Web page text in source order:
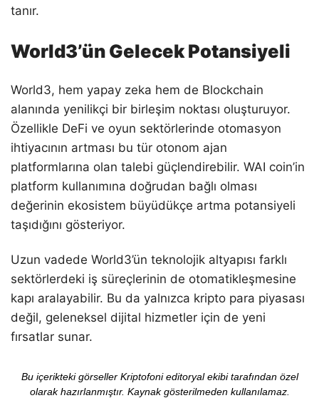
tanır.
World3’ün Gelecek Potansiyeli
World3, hem yapay zeka hem de Blockchain
alanında yenilikçi bir birleşim noktası oluşturuyor.
Özellikle DeFi ve oyun sektörlerinde otomasyon
ihtiyacının artması bu tür otonom ajan
platformlarına olan talebi güçlendirebilir. WAI coin’in
platform kullanımına doğrudan bağlı olması
değerinin ekosistem büyüdükçe artma potansiyeli
taşıdığını gösteriyor.
Uzun vadede World3’ün teknolojik altyapısı farklı
sektörlerdeki iş süreçlerinin de otomatikleşmesine
kapı aralayabilir. Bu da yalnızca kripto para piyasası
değil, geleneksel dijital hizmetler için de yeni
fırsatlar sunar.
Bu içerikteki görseller Kriptofoni editoryal ekibi tarafından özel
olarak hazırlanmıştır. Kaynak gösterilmeden kullanılamaz.